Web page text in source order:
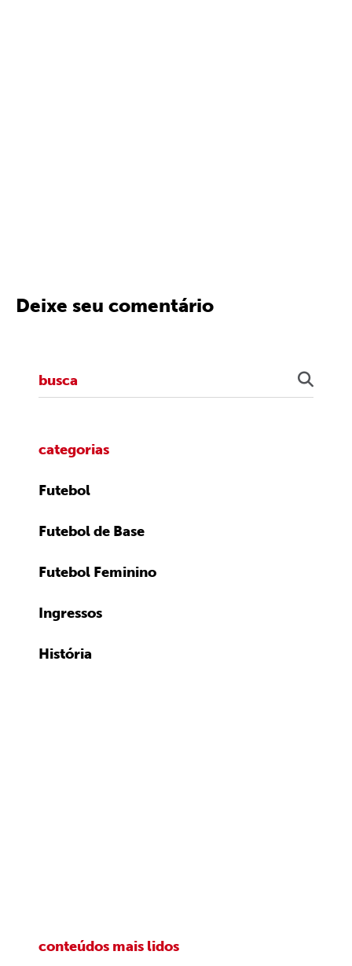
Deixe seu comentário
categorias
Futebol
Futebol de Base
Futebol Feminino
Ingressos
História
conteúdos mais lidos